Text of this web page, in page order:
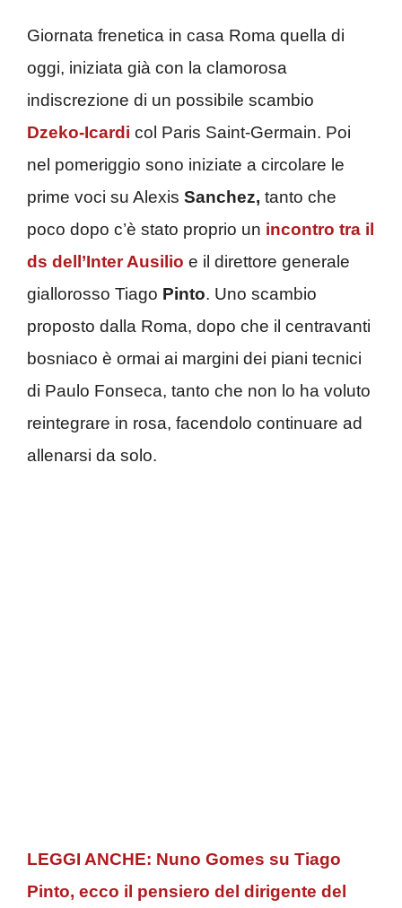
Giornata frenetica in casa Roma quella di
oggi, iniziata già con la clamorosa
indiscrezione di un possibile scambio
Dzeko-Icardi col Paris Saint-Germain. Poi
nel pomeriggio sono iniziate a circolare le
prime voci su Alexis Sanchez, tanto che
poco dopo c’è stato proprio un incontro tra il
ds dell’Inter Ausilio e il direttore generale
giallorosso Tiago Pinto. Uno scambio
proposto dalla Roma, dopo che il centravanti
bosniaco è ormai ai margini dei piani tecnici
di Paulo Fonseca, tanto che non lo ha voluto
reintegrare in rosa, facendolo continuare ad
allenarsi da solo.
LEGGI ANCHE: Nuno Gomes su Tiago
Pinto, ecco il pensiero del dirigente del